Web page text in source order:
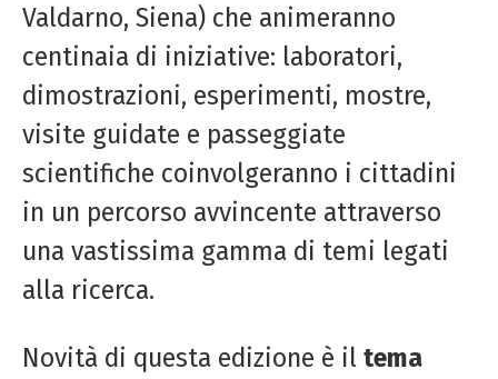
Valdarno, Siena) che animeranno
centinaia di iniziative: laboratori,
dimostrazioni, esperimenti, mostre,
visite guidate e passeggiate
scientifiche coinvolgeranno i cittadini
in un percorso avvincente attraverso
una vastissima gamma di temi legati
alla ricerca.
Novità di questa edizione è il tema